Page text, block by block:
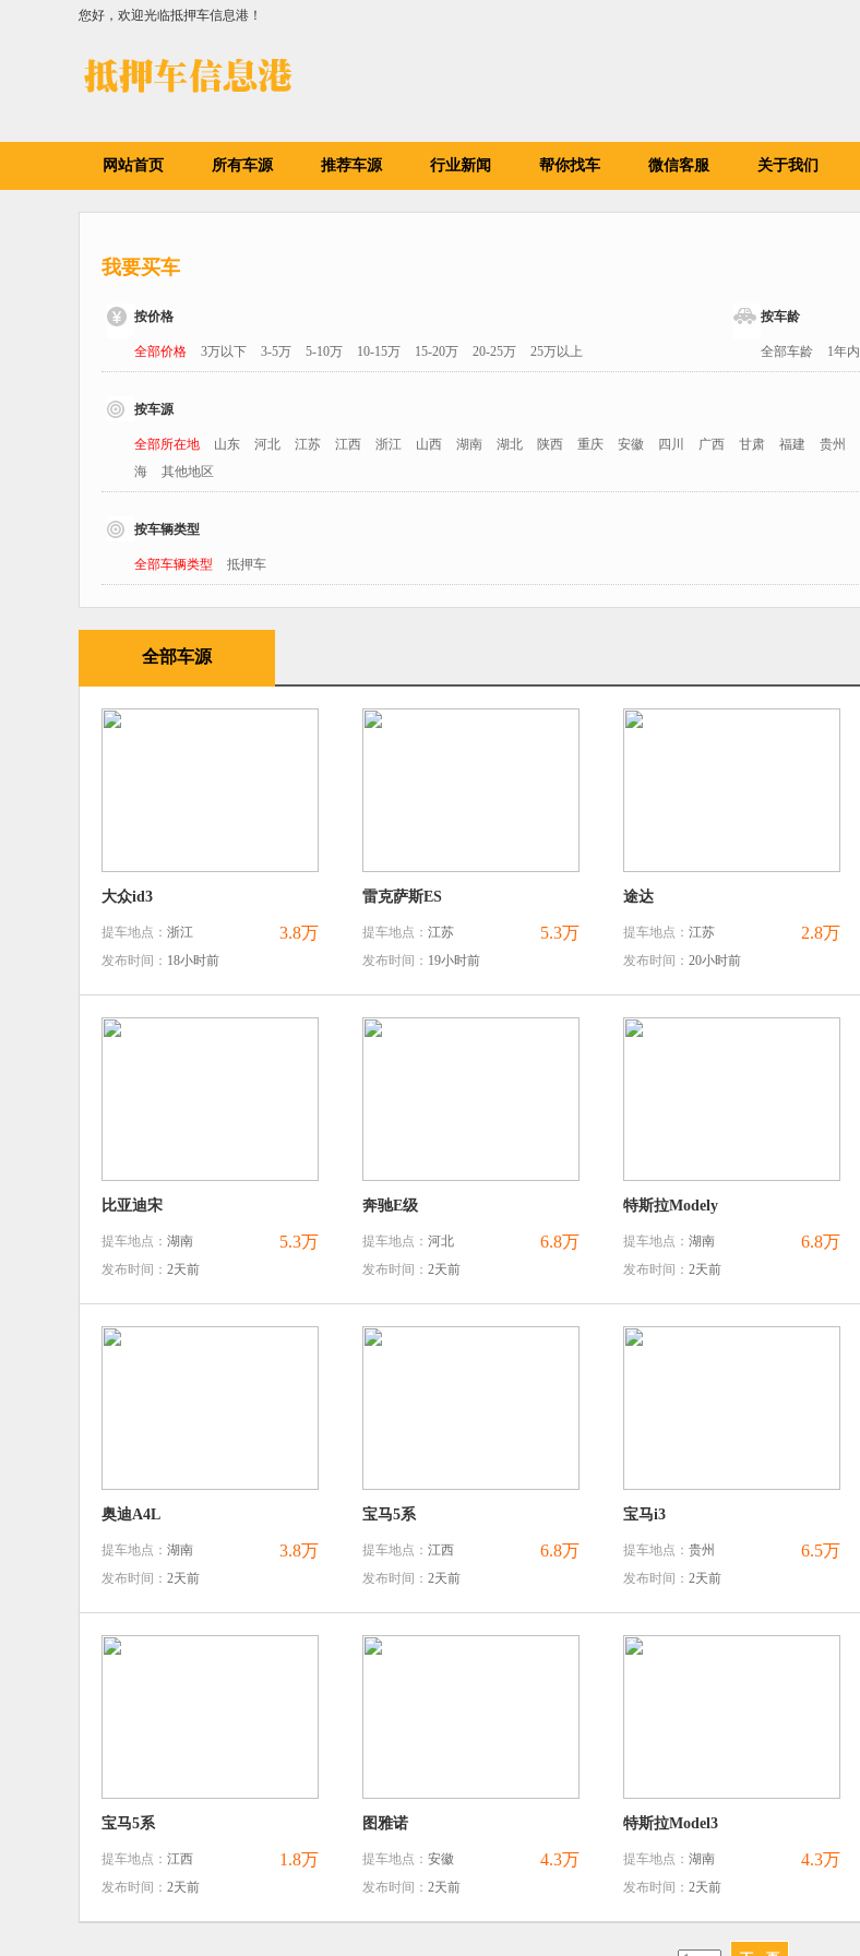
您好，欢迎光临抵押车信息港！
网站首页 所有车源 推荐车源 行业新闻 帮你找车 微信客服 关于我们
我要买车
按价格
全部价格 3万以下 3-5万 5-10万 10-15万 15-20万 20-25万 25万以上
按车龄
全部车龄 1年内
按车源
全部所在地 山东 河北 江苏 江西 浙江 山西 湖南 湖北 陕西 重庆 安徽 四川 广西 甘肃 福建 贵州
海
其他地区
按车辆类型
全部车辆类型 抵押车
全部车源
大众id3
3.8万
提车地点： 浙江
发布时间： 18小时前
雷克萨斯ES
5.3万
提车地点： 江苏
发布时间： 19小时前
途达
2.8万
提车地点： 江苏
发布时间： 20小时前
比亚迪宋
5.3万
提车地点： 湖南
发布时间： 2天前
奔驰E级
6.8万
提车地点： 河北
发布时间： 2天前
特斯拉Modely
6.8万
提车地点： 湖南
发布时间： 2天前
奥迪A4L
3.8万
提车地点： 湖南
发布时间： 2天前
宝马5系
6.8万
提车地点： 江西
发布时间： 2天前
宝马i3
6.5万
提车地点： 贵州
发布时间： 2天前
宝马5系
1.8万
提车地点： 江西
发布时间： 2天前
图雅诺
4.3万
提车地点： 安徽
发布时间： 2天前
特斯拉Model3
4.3万
提车地点： 湖南
发布时间： 2天前